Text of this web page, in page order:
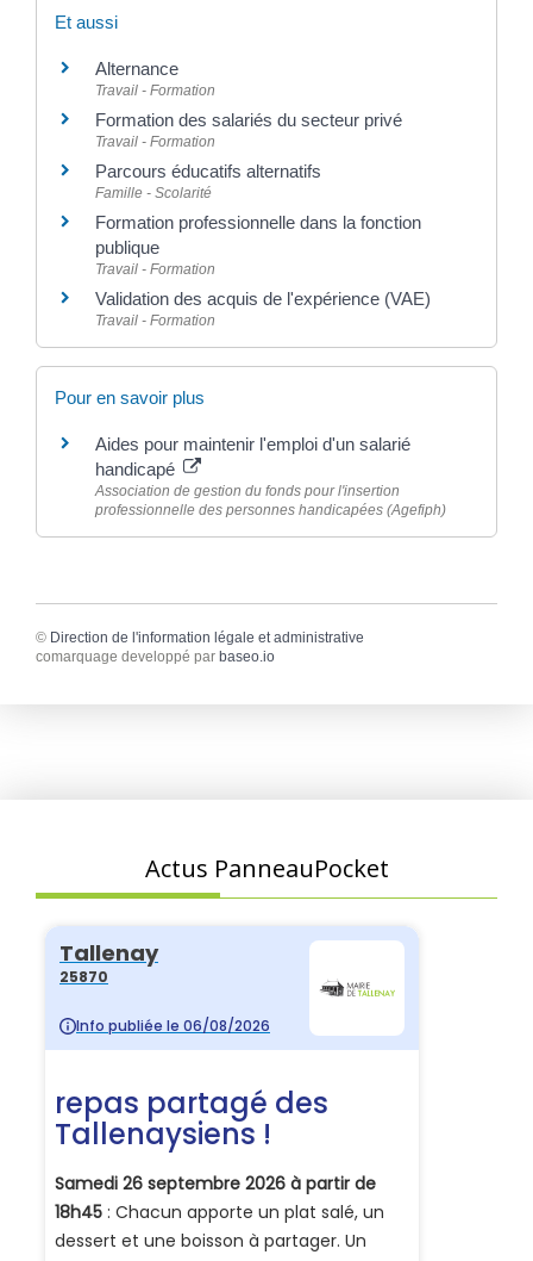
Et aussi
Alternance
Travail - Formation
Formation des salariés du secteur privé
Travail - Formation
Parcours éducatifs alternatifs
Famille - Scolarité
Formation professionnelle dans la fonction
publique
Travail - Formation
Validation des acquis de l'expérience (VAE)
Travail - Formation
Pour en savoir plus
Aides pour maintenir l'emploi d'un salarié
handicapé
Association de gestion du fonds pour l'insertion
professionnelle des personnes handicapées (Agefiph)
© Direction de l'information légale et administrative
comarquage developpé par baseo.io
Actus PanneauPocket